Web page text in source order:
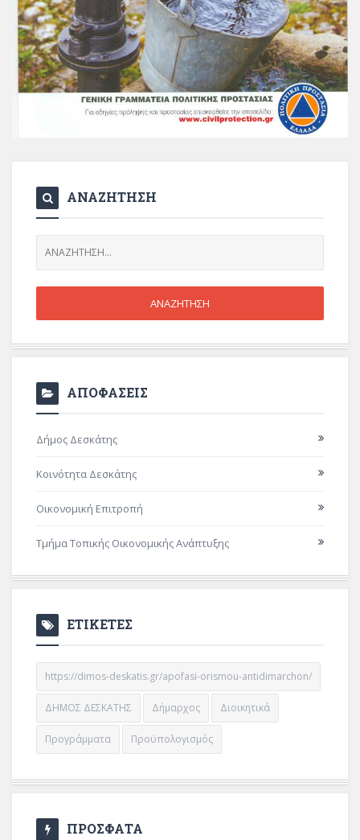
ΑΝΑΖΗΤΗΣΗ
ΑΠΟΦΑΣΕΙΣ
Δήμος Δεσκάτης
Κοινότητα Δεσκάτης
Οικονομική Επιτροπή
Τμήμα Τοπικής Οικονομικής Ανάπτυξης
ΕΤΙΚΕΤΕΣ
https://dimos-deskatis.gr/apofasi-orismou-antidimarchon/
ΔΗΜΟΣ ΔΕΣΚΑΤΗΣ Δήμαρχος Διοικητικά
Προγράμματα Προϋπολογισμός
ΠΡΟΣΦΑΤΑ